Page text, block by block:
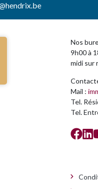
Nos
9h00 à
midi sur
Mail :
Tel.
Tel.